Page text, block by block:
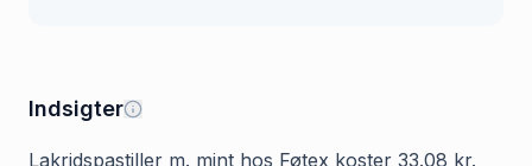
Indsigter
Lakridspastiller m. mint hos Føtex koster 33.08 kr.